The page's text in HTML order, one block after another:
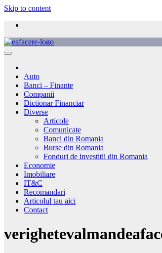
Skip to content
Auto
Banci – Finante
Companii
Dictionar Financiar
Diverse
Articole
Comunicate
Banci din Romania
Burse din Romania
Fonduri de investitii din Romania
Economie
Imobiliare
IT&C
Recomandari
Articolul tau aici
Contact